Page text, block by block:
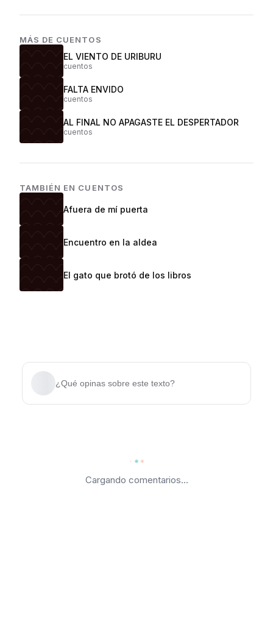
MÁS DE CUENTOS
EL VIENTO DE URIBURU
cuentos
FALTA ENVIDO
cuentos
AL FINAL NO APAGASTE EL DESPERTADOR
cuentos
TAMBIÉN EN CUENTOS
Afuera de mí puerta
Encuentro en la aldea
El gato que brotó de los libros
¿Qué opinas sobre este texto?
Cargando comentarios...